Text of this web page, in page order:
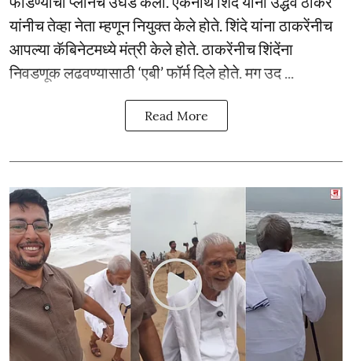
यांनीच तेव्हा नेता म्हणून नियुक्त केले होते. शिंदे यांना ठाकरेंनीच
आपल्या कॅबिनेटमध्ये मंत्री केले होते. ठाकरेंनीच शिंदेंना
निवडणूक लढवण्यासाठी ‘एबी’ फॉर्म दिले होते. मग उद ...
Read More